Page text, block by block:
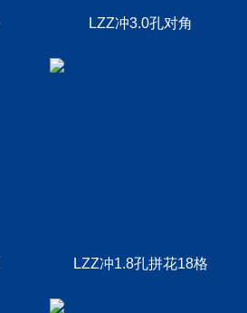
LZZ冲3.0孔对角
LZZ冲1.8孔拼花18格